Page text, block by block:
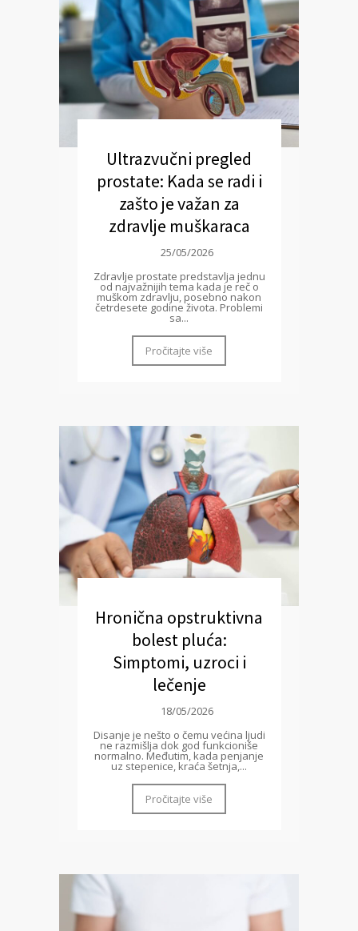
Ultrazvučni pregled
prostate: Kada se radi i
zašto je važan za
zdravlje muškaraca
25/05/2026
Zdravlje prostate predstavlja jednu
od najvažnijih tema kada je reč o
muškom zdravlju, posebno nakon
četrdesete godine života. Problemi
sa...
Pročitajte više
Hronična opstruktivna
bolest pluća:
Simptomi, uzroci i
lečenje
18/05/2026
Disanje je nešto o čemu većina ljudi
ne razmišlja dok god funkcioniše
normalno. Međutim, kada penjanje
uz stepenice, kraća šetnja,...
Pročitajte više